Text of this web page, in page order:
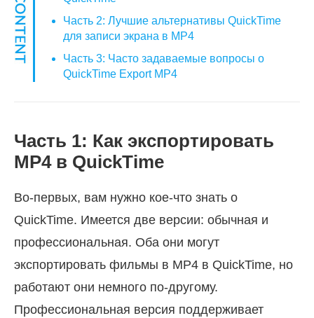
Часть 2: Лучшие альтернативы QuickTime
для записи экрана в MP4
Часть 3: Часто задаваемые вопросы о
QuickTime Export MP4
Часть 1: Как экспортировать
MP4 в QuickTime
Во-первых, вам нужно кое-что знать о
QuickTime. Имеется две версии: обычная и
профессиональная. Оба они могут
экспортировать фильмы в MP4 в QuickTime, но
работают они немного по-другому.
Профессиональная версия поддерживает